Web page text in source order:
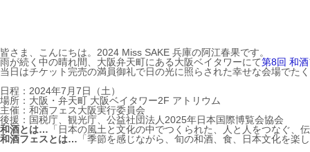
皆さま、こんにちは。2024 Miss SAKE 兵庫の阿江春果です。
雨が続く中の晴れ間、大阪弁天町にある大阪ベイタワーにて第8回 和
当日はチケット完売の満員御礼で日の光に照らされた幸せな会場でた
日程：2024年7月7日（土）
場所：大阪・弁天町 大阪ベイタワー2F アトリウム
主催：和酒フェス大阪実行委員会
後援：国税庁、観光庁、公益社団法人2025年日本国際博覧会協会
和酒とは… 「日本の風土と文化の中でつくられた、人と人をつなぐ
和酒フェスとは… 「季節を感じながら、旬の和酒、食、日本文化を楽